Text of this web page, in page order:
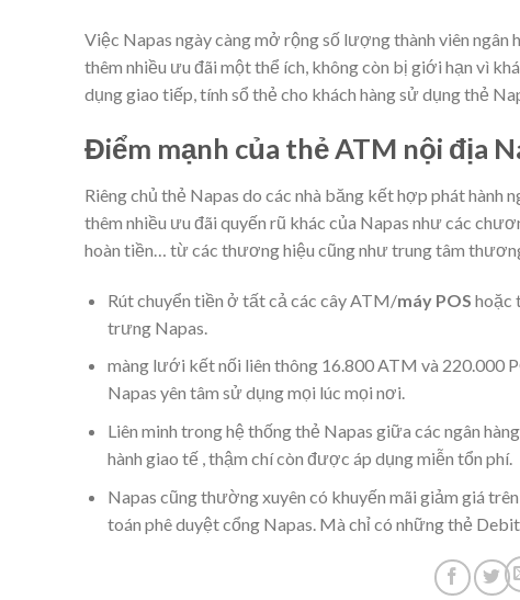
Việc Napas ngày càngmở rộngsố lượng thành viên ngân
thêm nhiều ưu đãi một thể ích, không còn bị giới hạn vì
dụnggiao tiếp,tính sổthẻ cho khách hàng sử dụng thẻ
Điểm mạnh của thẻ ATM nội địa
Riêng chủ thẻ Napas do các nhà băng kết hợp phát hành
thêm nhiều ưu đãi quyến rũ khác của Napas như các
hoàn tiền… từ các thương hiệu cũng nhưtrung tâm
Rút chuyển tiền ở tất cả các cây ATM/máy POS hoặc
trưngNapas.
màng lưới kết nối liên thông 16.800 ATM và 220.000
Napas yên tâm sử dụng mọi lúc mọi nơi.
Liên minh trong hệ thống thẻ Napas giữa các ngân hàng
hành giao tế , thậm chí còn được áp dụngmiễn tổn phí.
Napas cũng thường xuyên có khuyến mãi giảm giá
toán phê duyệtcổng Napas. Mà chỉ có những thẻ